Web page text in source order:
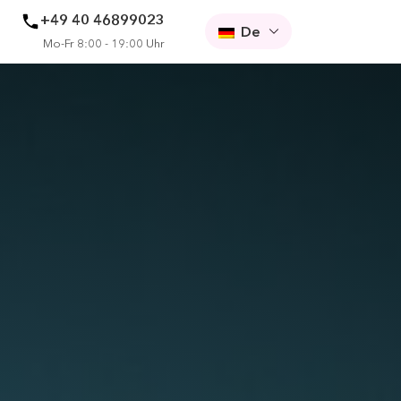
+49 40 46899023
Mo-Fr 8:00 - 19:00 Uhr
De